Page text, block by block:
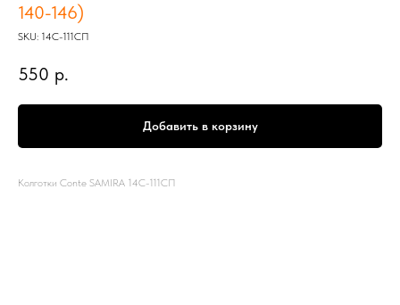
140-146)
SKU: 14С-111СП
550 р.
Добавить в корзину
Колготки Conte SAMIRA 14С-111СП